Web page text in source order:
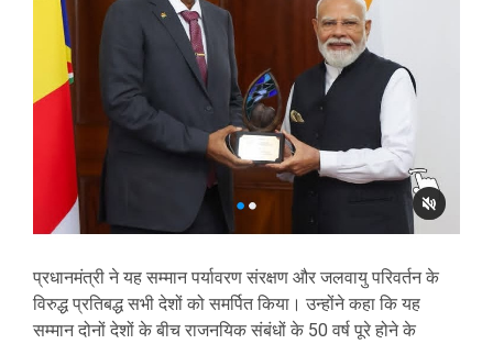
प्रधानमंत्री ने यह सम्मान पर्यावरण संरक्षण और जलवायु परिवर्तन के
विरुद्ध प्रतिबद्ध सभी देशों को समर्पित किया। उन्होंने कहा कि यह
सम्मान दोनों देशों के बीच राजनयिक संबंधों के 50 वर्ष पूरे होने के